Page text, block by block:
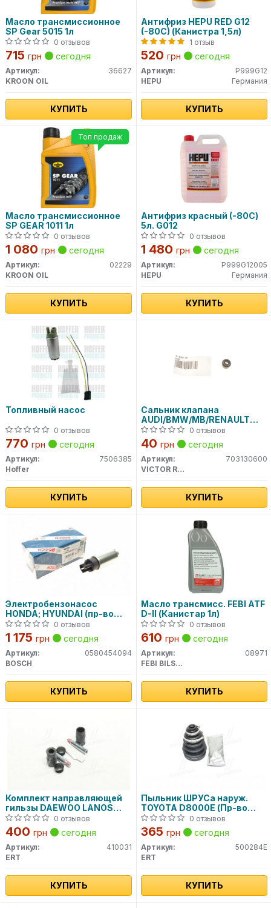
Масло трансмиссионное
SP Gear 5015 1л
0 отзывов
715 грн сегодня
Артикул:
36627
KROON OIL
КУПИТЬ
Антифриз HEPU RED G12
(-80C) (Канистра 1,5л)
1 отзыв
520 грн сегодня
Артикул:
P999G12
HEPU
Германия
КУПИТЬ
Масло трансмиссионное
SP GEAR 1011 1л
0 отзывов
1 080 грн сегодня
Артикул:
02229
KROON OIL
КУПИТЬ
Топ продаж
Антифриз красный (-80С)
5л. G012
0 отзывов
1 480 грн сегодня
Артикул:
P999G12005
HEPU
Германия
КУПИТЬ
Топливный насос
0 отзывов
770 грн сегодня
Артикул:
7506385
Hoffer
КУПИТЬ
Сальник клапана
AUDI/BMW/MB/RENAULT
/VW 70-31306-00 VICTOR
REINZ
0 отзывов
40 грн сегодня
Артикул:
703130600
VICTOR REINZ
КУПИТЬ
Электpобензонасос
HONDA; HYUNDAI (пр-во
Bosch)
0 отзывов
1 175 грн сегодня
Артикул:
0580454094
BOSCH
КУПИТЬ
Масло трансмисс. FEBI ATF
D-II (Канистар 1л)
0 отзывов
610 грн сегодня
Артикул:
08971
FEBI BILSTEIN
КУПИТЬ
Комплект направляющей
гильзы DAEWOO LANOS
D7003C (пр-во ERT)
0 отзывов
400 грн сегодня
Артикул:
410031
ERT
КУПИТЬ
Пыльник ШРУСа наруж.
TOYOTA D8000E (Пр-во
ERT)
0 отзывов
365 грн сегодня
Артикул:
500284E
ERT
КУПИТЬ